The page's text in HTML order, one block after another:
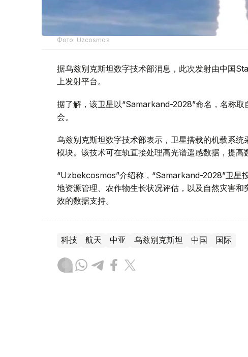
Фото: Uzcosmos
据乌兹别克斯坦数字技术部消息，此次发射由中国
上发射平台。
据了解，该卫星以“Samarkand-2028”命名，名称
会。
乌兹别克斯坦数字技术部表示，卫星搭载的机载系
模块。该技术可在轨直接处理高光谱遥感数据，提高
“Uzbekcosmos”介绍称，“Samarkand-2028”卫星
地资源管理、农作物生长状况评估，以及自然灾害
效的数据支持。
科技 航天 中亚 乌兹别克斯坦 中国 国际